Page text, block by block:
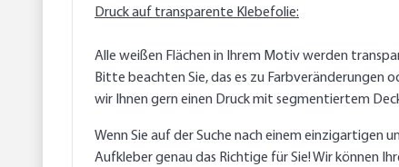
Druck auf transparente Klebefolie:
Alle weißen Flächen in Ihrem Motiv werden
Bitte beachten Sie, das es zu Farbveränderungen
wir Ihnen gern einen Druck mit segmentiertem
Wenn Sie auf der Suche nach einem einzigartigen
Aufkleber genau das Richtige für Sie! Wir können